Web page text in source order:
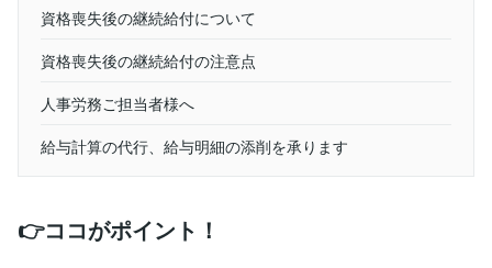
資格喪失後の継続給付について
資格喪失後の継続給付の注意点
人事労務ご担当者様へ
給与計算の代行、給与明細の添削を承ります
👉ココがポイント！